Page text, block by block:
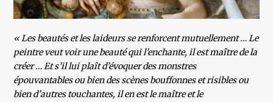
« Les beautés et les laideurs se renforcent mutuellement … Le
peintre veut voir une beauté qui l’enchante, il est maître de la
créer … Et s’il lui plaît d’évoquer des monstres
épouvantables ou bien des scènes bouffonnes et risibles ou
bien d’autres touchantes, il en est le maître et le